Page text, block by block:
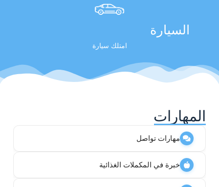
السيارة
امتلك سيارة
المهارات
مهارات تواصل
خبرة في المكملات الغذائية